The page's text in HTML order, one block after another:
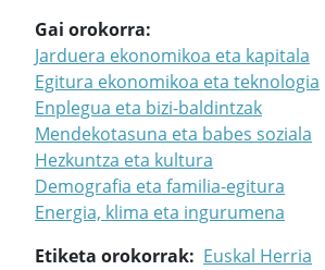
Gai orokorra
Jarduera ekonomikoa eta kapitala
Egitura ekonomikoa eta teknologia
Enplegua eta bizi-baldintzak
Mendekotasuna eta babes soziala
Hezkuntza eta kultura
Demografia eta familia-egitura
Energia, klima eta ingurumena
Etiketa orokorrak
Euskal Herria